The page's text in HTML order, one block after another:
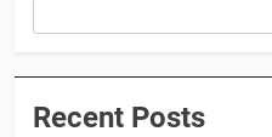
Recent Posts